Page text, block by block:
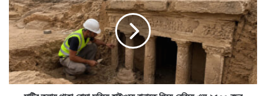
,
পা
ব
কে
র
র
ত
থা
কা
বো